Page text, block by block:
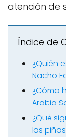
atención de
Índice de
¿Quién
Nacho
¿Cómo
Arabia
¿Qué
las